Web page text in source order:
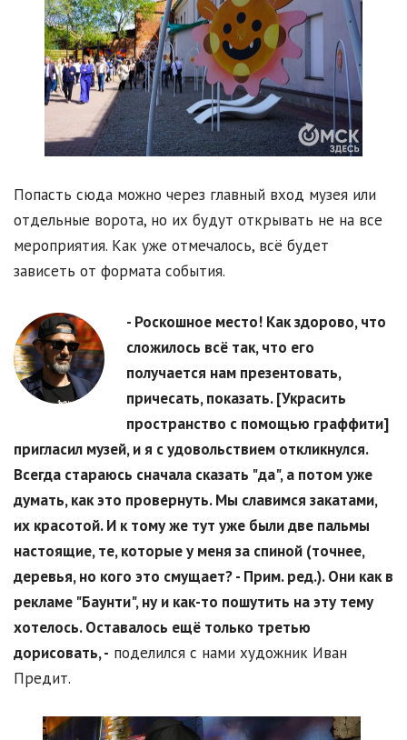
Попасть сюда можно через главный вход музея или
отдельные ворота, но их будут открывать не на все
мероприятия. Как уже отмечалось, всё будет
зависеть от формата события.
- Роскошное место! Как здорово, что
сложилось всё так, что его
получается нам презентовать,
причесать, показать. [Украсить
пространство с помощью граффити]
пригласил музей, и я с удовольствием откликнулся.
Всегда стараюсь сначала сказать "да", а потом уже
думать, как это провернуть. Мы славимся закатами,
их красотой. И к тому же тут уже были две пальмы
настоящие, те, которые у меня за спиной (точнее,
деревья, но кого это смущает? - Прим. ред.). Они как в
рекламе "Баунти", ну и как-то пошутить на эту тему
хотелось. Оставалось ещё только третью
дорисовать, - поделился с нами художник Иван
Предит.